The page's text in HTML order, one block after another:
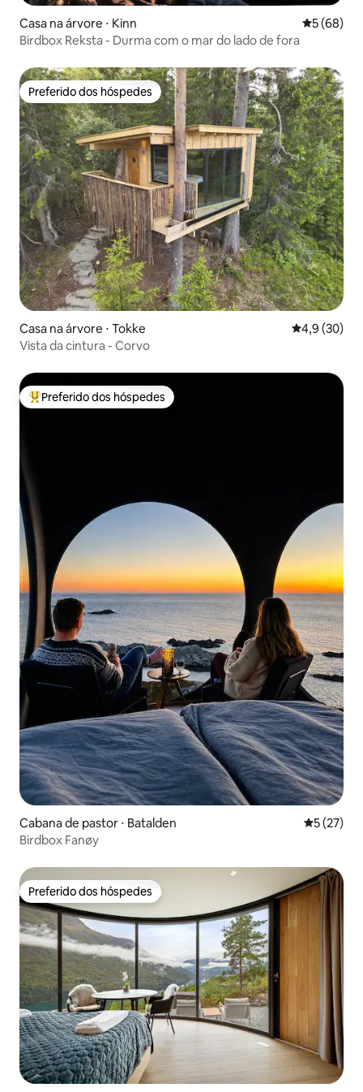
Casa na árvore ⋅ Kinn 5 de uma
5 (68)
Birdbox Reksta - Durma com o mar do lado de fora
Preferido dos hóspedes
Preferido dos hóspedes
Casa na árvore ⋅ Tokke 4,9 de uma
4,9 (30)
Vista da cintura - Corvo
Entre os melhores preferidos dos hóspedes
Preferido dos hóspedes
Cabana de pastor ⋅ Batalden 5 de uma
5 (27)
Birdbox Fanøy
Preferido dos hóspedes
Preferido dos hóspedes